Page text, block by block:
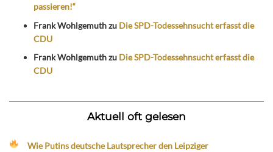
passieren!“
Frank Wohlgemuthzu Die SPD-Todessehnsucht erfasst die
CDU
Frank Wohlgemuthzu Die SPD-Todessehnsucht erfasst die
CDU
Aktuell oft gelesen
Wie Putins deutsche Lautsprecher den Leipziger